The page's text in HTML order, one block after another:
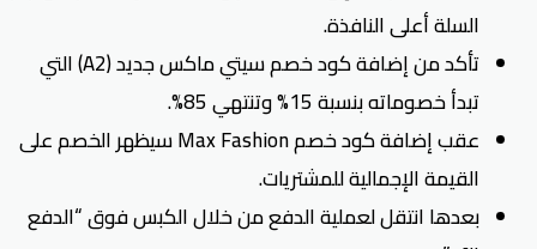
السلة أعلى النافذة.
تأكد من إضافة كود خصم سيتي ماكس جديد (A2) التي
تبدأ خصوماته بنسبة 15% وتنتهي 85%.
عقب إضافة كود خصم Max Fashion سيظهر الخصم على
القيمة الإجمالية للمشتريات.
بعدها انتقل لعملية الدفع من خلال الكبس فوق “الدفع